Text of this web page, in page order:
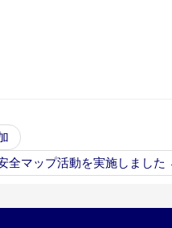
全マップ活動を実施しました